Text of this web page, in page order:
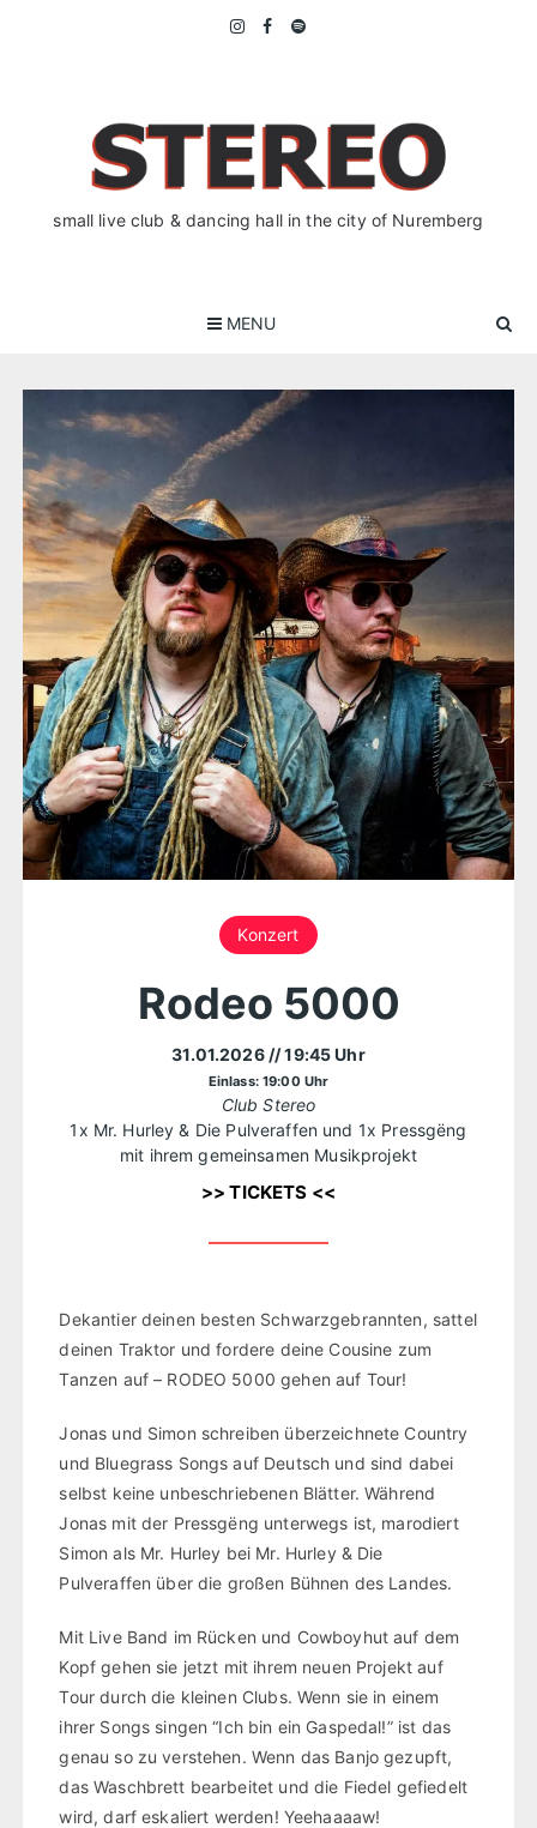
small live club & dancing hall in the city of Nuremberg
MENU
Konzert
Rodeo 5000
31.01.2026 // 19:45 Uhr
Einlass: 19:00 Uhr
Club Stereo
1x Mr. Hurley & Die Pulveraffen und 1x Pressgëng
mit ihrem gemeinsamen Musikprojekt
>> TICKETS <<
Dekantier deinen besten Schwarzgebrannten, sattel
deinen Traktor und fordere deine Cousine zum
Tanzen auf – RODEO 5000 gehen auf Tour!
Jonas und Simon schreiben überzeichnete Country
und Bluegrass Songs auf Deutsch und sind dabei
selbst keine unbeschriebenen Blätter. Während
Jonas mit der Pressgëng unterwegs ist, marodiert
Simon als Mr. Hurley bei Mr. Hurley & Die
Pulveraffen über die großen Bühnen des Landes.
Mit Live Band im Rücken und Cowboyhut auf dem
Kopf gehen sie jetzt mit ihrem neuen Projekt auf
Tour durch die kleinen Clubs. Wenn sie in einem
ihrer Songs singen “Ich bin ein Gaspedal!” ist das
genau so zu verstehen. Wenn das Banjo gezupft,
das Waschbrett bearbeitet und die Fiedel gefiedelt
wird, darf eskaliert werden! Yeehaaaaw!